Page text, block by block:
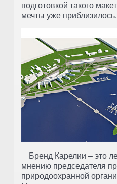
подготовкой такого
мечты уже приблизилось.
Бренд Карелии – это
мнению председателя
природоохранной